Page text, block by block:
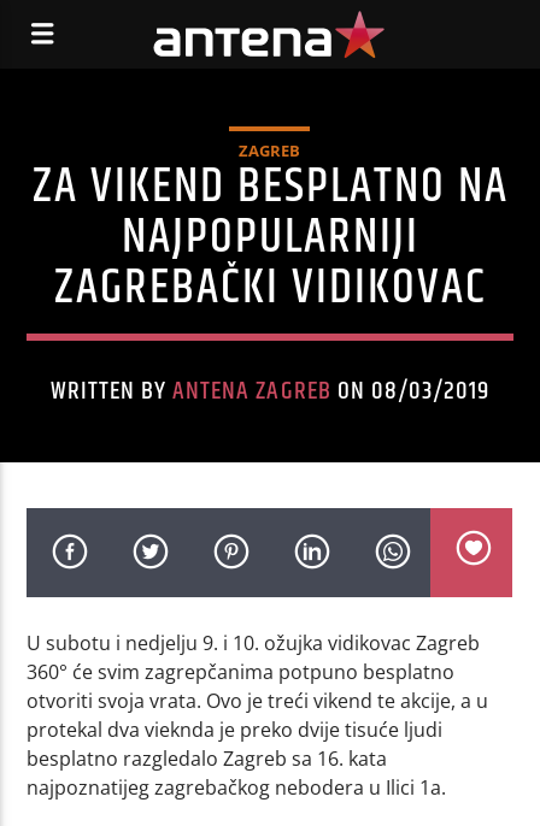
ZAGREB
ZA VIKEND BESPLATNO NA
NAJPOPULARNIJI
ZAGREBAČKI VIDIKOVAC
WRITTEN BYANTENA ZAGREB ON 08/03/2019
U subotu i nedjelju 9. i 10. ožujka vidikovac Zagreb
360° će svim zagrepčanima potpuno besplatno
otvoriti svoja vrata. Ovo je treći vikend te akcije, a u
protekal dva vieknda je preko dvije tisuće ljudi
besplatno razgledalo Zagreb sa 16. kata
najpoznatijeg zagrebačkog nebodera u Ilici 1a.